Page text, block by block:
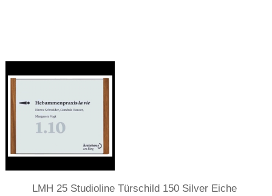
LMH 25 Studioline Türschild 150 Silver Eiche